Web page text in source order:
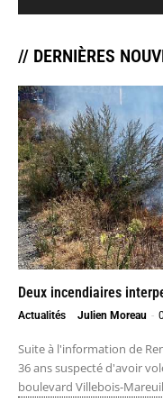
// DERNIÈRES
Deux incendiaires
Actualités Julien Moreau -
Suite à l'information de
36 ans suspecté d'avoir
boulevard Villebois-